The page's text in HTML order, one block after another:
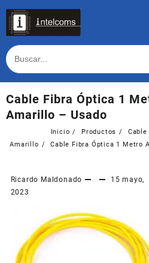
contenido
Cable Fibra Óptica 1
Amarillo – Usado
Inicio Productos
Amarillo
Cable Fibra Óptica 1 Metro
Ricardo Maldonado
15 mayo,
2023